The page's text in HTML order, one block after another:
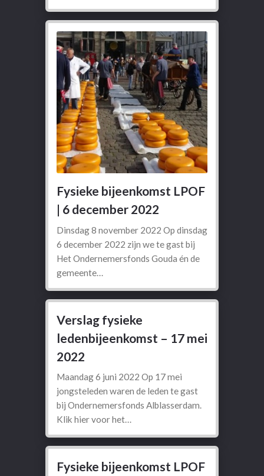
Fysieke bijeenkomst LPOF
| 6 december 2022
Dinsdag 8 november 2022 Op dinsdag
6 december 2022 zijn we te gast bij
Het Ondernemersfonds Gouda én de
gemeente…
Verslag fysieke
ledenbijeenkomst – 17 mei
2022
Maandag 6 juni 2022 Op 17 mei
jongsteleden waren de leden te gast
bij Ondernemersfonds Alblasserdam.
Klik hier voor het…
Fysieke bijeenkomst LPOF